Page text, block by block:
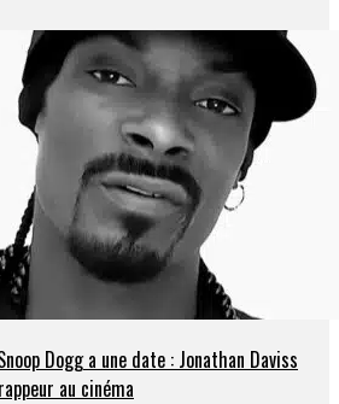
Dogg a une date : Jonathan Daviss
au cinéma